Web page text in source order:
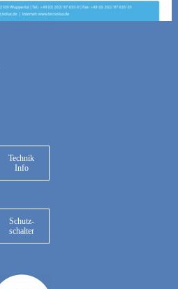
Technik
Info
Schutz-
schalter